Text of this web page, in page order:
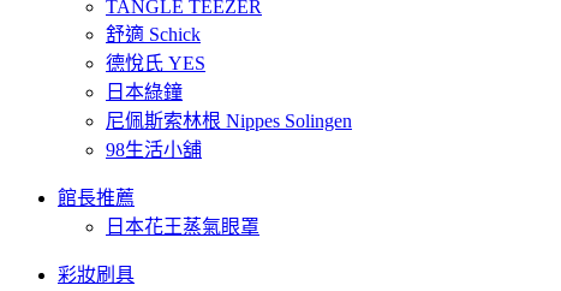
TANGLE TEEZER
舒適 Schick
德悅氏 YES
日本綠鐘
尼佩斯索林根 Nippes Solingen
98生活小舖
館長推薦
日本花王蒸氣眼罩
彩妝刷具